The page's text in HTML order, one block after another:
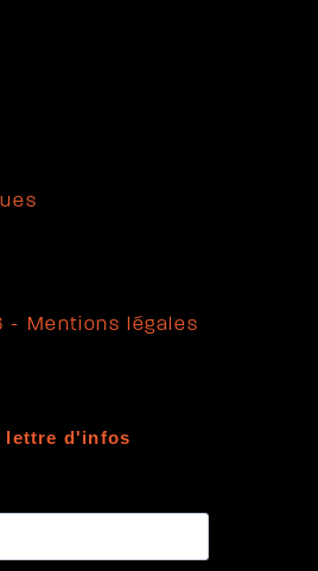
- Mentions légales
lettre d'infos